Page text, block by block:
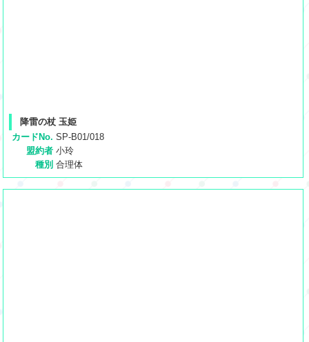
降雷の杖 玉姫
カードNo. SP-B01/018
盟約者 小玲
種別 合理体